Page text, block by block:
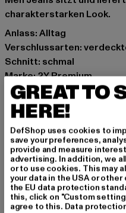
charakterstarken Look.
Anlass: Alltag
Verschlussarten:
Schnitt: schmal
Marke: 2Y Premium
Kat.: Slim Fit Jeans
Farbe: blau, beige
Hersteller Farbe: sand blue
Elasthan
Art.Nr: 2Y-B9056-14664
Hersteller: 2Y Premium
Hollefeldstraße 16 | 48282
GREAT TO
HERE!
DefShop uses cookies to
save your preferences,
provide and measure
advertising. In addition, we
or to use cookies. This may
your data in the USA or
the EU data protection
this, click on "Custom
agree to this. Data